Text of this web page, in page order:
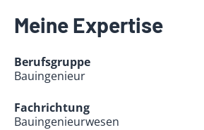
Meine Expertise
Berufsgruppe
Bauingenieur
Fachrichtung
Bauingenieurwesen